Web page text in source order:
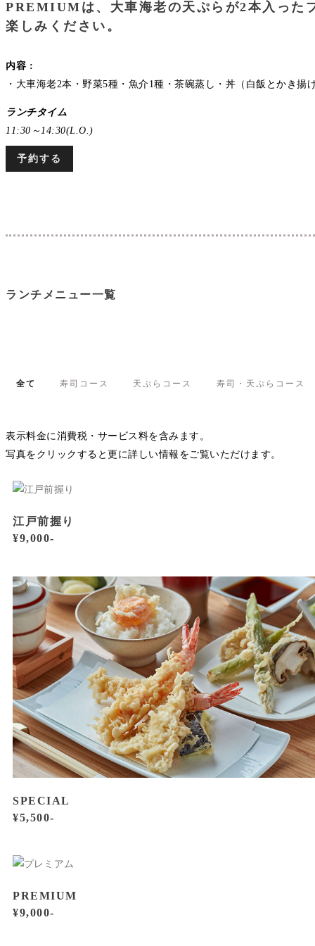
PREMIUMは、大車海老の天ぷらが2本入った
楽しみください。
内容 :
・大車海老2本・野菜5種・魚介1種・茶碗蒸し・丼（白飯とかき
ランチタイム
11:30～14:30(L.O.)
予約する
ランチメニュー一覧
全て 寿司コース 天ぷらコース 寿司・天ぷらコース
表示料金に消費税・サービス料を含みます。
写真をクリックすると更に詳しい情報をご覧いただけます。
江戸前握り
¥9,000-
SPECIAL
¥5,500-
PREMIUM
¥9,000-